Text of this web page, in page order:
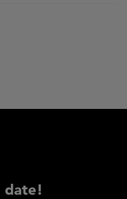
date!